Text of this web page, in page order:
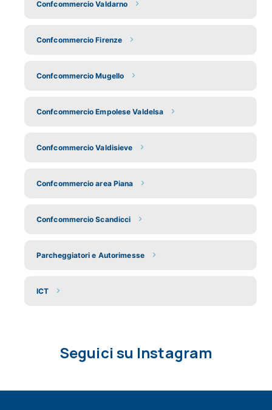
Confcommercio Valdarno
Confcommercio Firenze
Confcommercio Mugello
Confcommercio Empolese Valdelsa
Confcommercio Valdisieve
Confcommercio area Piana
Confcommercio Scandicci
Parcheggiatori e Autorimesse
ICT
Seguici su Instagram